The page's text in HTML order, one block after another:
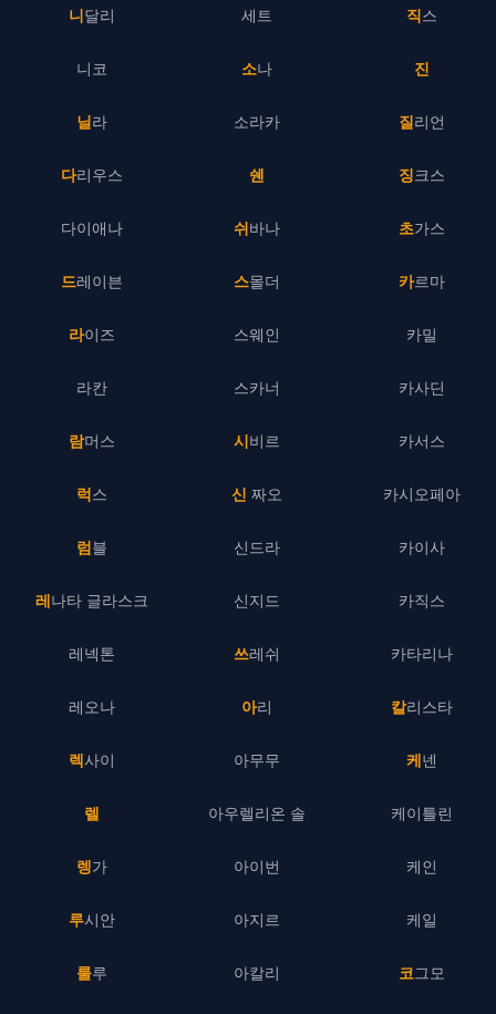
니달리
니코
닐라
다리우스
다이애나
드레이븐
라이즈
라칸
람머스
럭스
럼블
레나타 글라스크
레넥톤
레오나
렉사이
렐
렝가
루시안
룰루
세트
소나
소라카
쉔
쉬바나
스몰더
스웨인
스카너
시비르
신 짜오
신드라
신지드
쓰레쉬
아리
아무무
아우렐리온 솔
아이번
아지르
아칼리
직스
진
질리언
징크스
초가스
카르마
카밀
카사딘
카서스
카시오페아
카이사
카직스
카타리나
칼리스타
케넨
케이틀린
케인
케일
코그모